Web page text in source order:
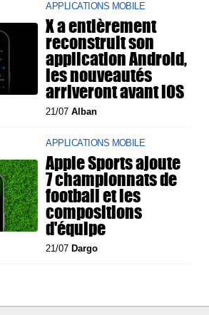
APPLICATIONS MOBILE
X a entièrement
reconstruit son
application Android,
les nouveautés
arriveront avant iOS
21/07Alban
APPLICATIONS MOBILE
Apple Sports ajoute
7 championnats de
football et les
compositions
d'équipe
21/07 Dargo